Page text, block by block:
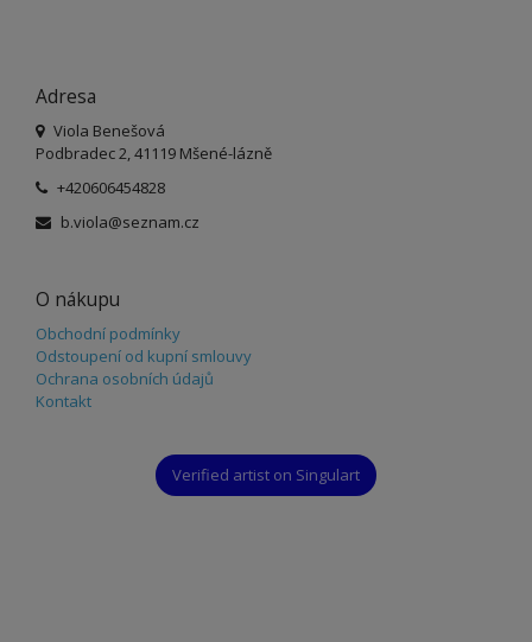
Adresa
Viola Benešová
Podbradec 2, 41119 Mšené-lázně
+420606454828
b.viola@seznam.cz
O nákupu
Obchodní podmínky
Odstoupení od kupní smlouvy
Ochrana osobních údajů
Kontakt
Verified artist on Singulart